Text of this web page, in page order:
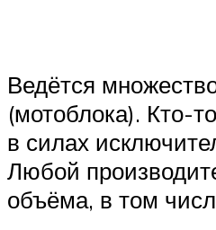
Ведётся
(мотоблока). Кто-
в силах
Любой
объёма, в том